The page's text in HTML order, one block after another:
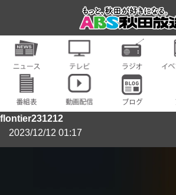
flontier231212
2023/12/12 01:17